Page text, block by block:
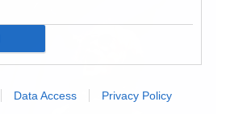
Data Access Privacy Policy